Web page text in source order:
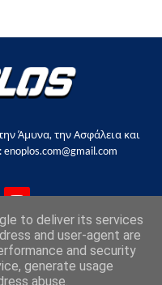
Άμυνα, την Ασφάλεια και
reserved |enoplos.gr
to deliver its services
and user-agent are
and security
generate usage
abuse.